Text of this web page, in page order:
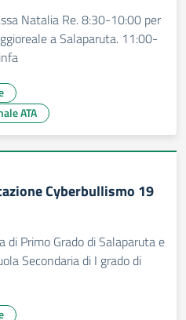
Natalia Re. 8:30-10:00 per
a Salaparuta. 11:00-
ATA
Cyberbullismo 19
di Primo Grado di Salaparuta e
Secondaria di I grado di